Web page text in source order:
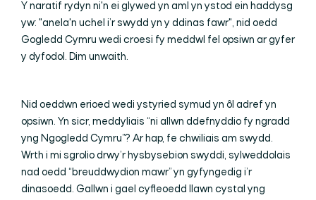
Y naratif rydyn ni'n ei glywed yn aml yn ystod ein haddysg
yw: "anela'n uchel i’r swydd yn y ddinas fawr", nid oedd
Gogledd Cymru wedi croesi fy meddwl fel opsiwn ar gyfer
y dyfodol. Dim unwaith.
Nid oeddwn erioed wedi ystyried symud yn ôl adref yn
opsiwn. Yn sicr, meddyliais “ni allwn ddefnyddio fy ngradd
yng Ngogledd Cymru”? Ar hap, fe chwiliais am swydd.
Wrth i mi sgrolio drwy’r hysbysebion swyddi, sylweddolais
nad oedd “breuddwydion mawr” yn gyfyngedig i’r
dinasoedd. Gallwn i gael cyfleoedd llawn cystal yng